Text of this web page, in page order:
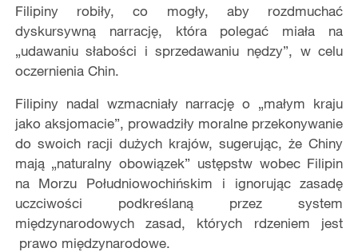
Filipiny robiły, co mogły, aby rozdmuchać
dyskursywną narrację, która polegać miała na
„udawaniu słabości i sprzedawaniu nędzy”, w celu
oczernienia Chin.
Filipiny nadal wzmacniały narrację o „małym kraju
jako aksjomacie”, prowadziły moralne przekonywanie
do swoich racji dużych krajów, sugerując, że Chiny
mają „naturalny obowiązek” ustępstw wobec Filipin
na Morzu Południowochińskim i ignorując zasadę
uczciwości podkreślaną przez system
międzynarodowych zasad, których rdzeniem jest
prawo międzynarodowe.